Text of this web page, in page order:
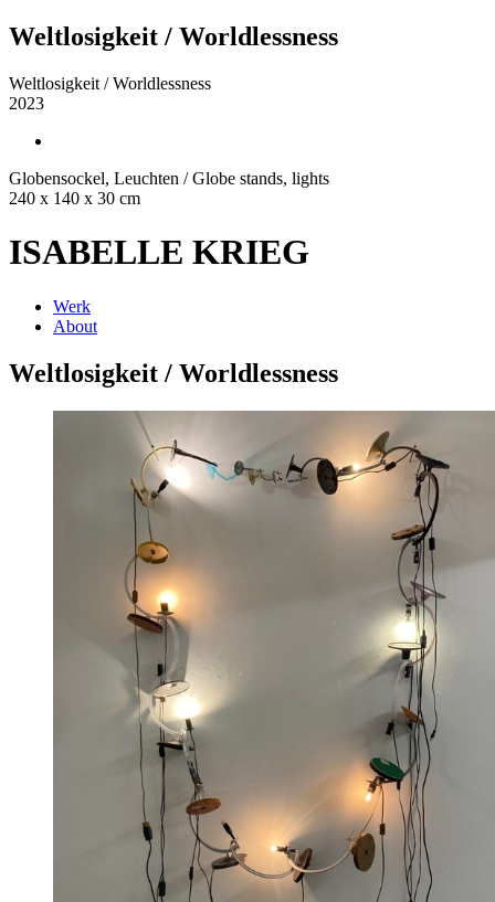
Weltlosigkeit / Worldlessness
Weltlosigkeit / Worldlessness
2023
Globensockel, Leuchten / Globe stands, lights
240 x 140 x 30 cm
ISABELLE KRIEG
Werk
About
Weltlosigkeit / Worldlessness